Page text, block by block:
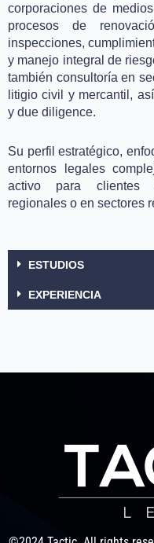
corporaciones de
procesos de
inspecciones,
y manejo integral de
también consultoría en
litigio civil y mercantil,
y due diligence.
Su perfil estratégico,
entornos legales
activo para clientes
regionales o en sectores
ESTUDIOS
EXPERIENCIA